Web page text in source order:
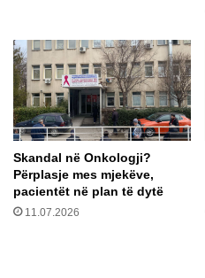
m
u
n
i
k
a
i
n
l
e
j
a
n
ë
n
ë
e
p
Skandal në Onkologji?
Përplasje mes mjekëve,
pacientët në plan të dytë
11.07.2026